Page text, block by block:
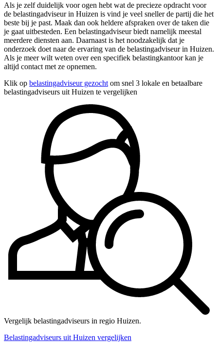
Als je zelf duidelijk voor ogen hebt wat de precieze opdracht voor
de belastingadviseur in Huizen is vind je veel sneller de partij die het
beste bij je past. Maak dan ook heldere afspraken over de taken die
je gaat uitbesteden. Een belastingadviseur biedt namelijk meestal
meerdere diensten aan. Daarnaast is het noodzakelijk dat je
onderzoek doet naar de ervaring van de belastingadviseur in Huizen.
Als je meer wilt weten over een specifiek belastingkantoor kan je
altijd contact met ze opnemen.
Klik op belastingadviseur gezocht om snel 3 lokale en betaalbare
belastingadviseurs uit Huizen te vergelijken
Vergelijk belastingadviseurs in regio Huizen.
Belastingadviseurs uit Huizen vergelijken